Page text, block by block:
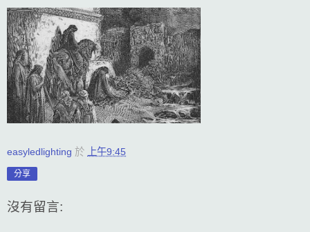
easyledlighting 於 上午9:45
分享
沒有留言: